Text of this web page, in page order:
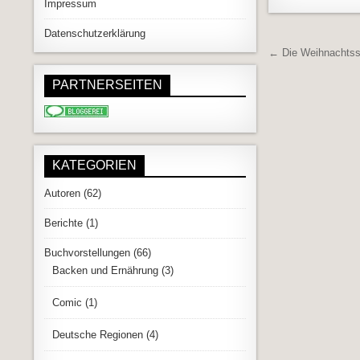
← Die
Impressum
Datenschutzerklärung
PARTNERSEITEN
KATEGORIEN
Autoren (62)
Berichte (1)
Buchvorstellungen (66)
Backen und Ernährung (3)
Comic (1)
Deutsche Regionen (4)